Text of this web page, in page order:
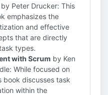
by Peter Drucker: This
emphasizes the
and effective
that are directly
types.
with Scrum by Ken
While focused on
book discusses task
within the